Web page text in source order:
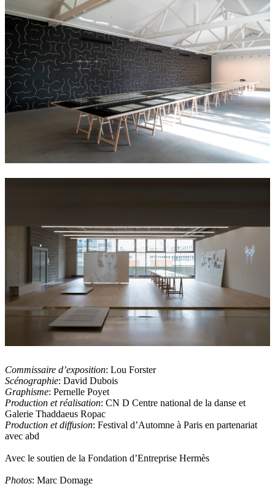
Commissaire d’exposition: Lou Forster
Scénographie: David Dubois
Graphisme: Pernelle Poyet
Production et réalisation: CN D Centre national de la danse et
Galerie Thaddaeus Ropac
Production et diffusion: Festival d’Automne à Paris en partenariat
avec abd
Avec le soutien de la Fondation d’Entreprise Hermès
Photos: Marc Domage